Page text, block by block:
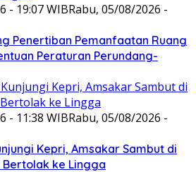
- 19:07 WIBRabu, 05/08/2026 -
Penertiban Pemanfaatan Ruang
Peraturan Perundang-
- 11:38 WIBRabu, 05/08/2026 -
Kepri, Amsakar Sambut di
Bertolak ke Lingga